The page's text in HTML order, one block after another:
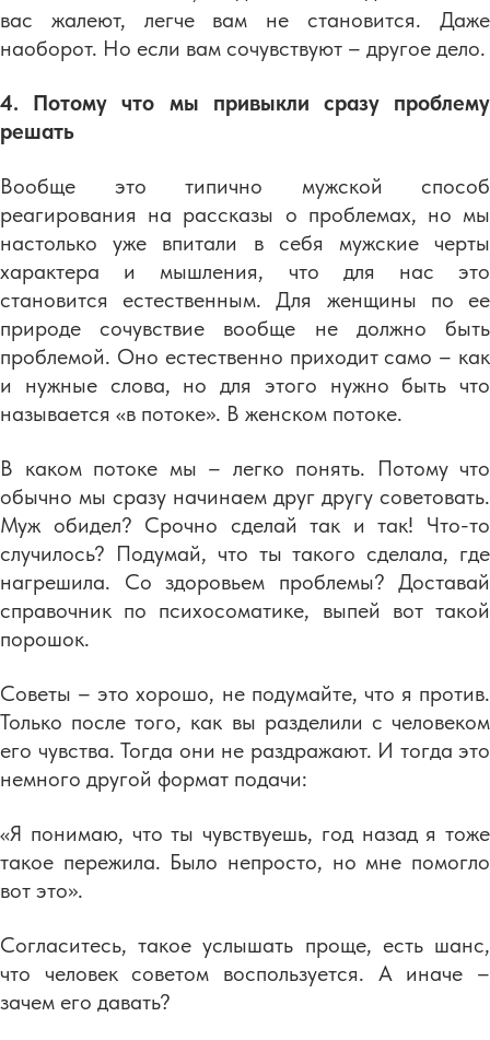
вас жалеют, легче вам не становится. Даже
наоборот. Но если вам сочувствуют – другое дело.
4. Потому что мы привыкли сразу проблему
решать
Вообще это типично мужской способ
реагирования на рассказы о проблемах, но мы
настолько уже впитали в себя мужские черты
характера и мышления, что для нас это
становится естественным. Для женщины по ее
природе сочувствие вообще не должно быть
проблемой. Оно естественно приходит само – как
и нужные слова, но для этого нужно быть что
называется «в потоке». В женском потоке.
В каком потоке мы – легко понять. Потому что
обычно мы сразу начинаем друг другу советовать.
Муж обидел? Срочно сделай так и так! Что-то
случилось? Подумай, что ты такого сделала, где
нагрешила. Со здоровьем проблемы? Доставай
справочник по психосоматике, выпей вот такой
порошок.
Советы – это хорошо, не подумайте, что я против.
Только после того, как вы разделили с человеком
его чувства. Тогда они не раздражают. И тогда это
немного другой формат подачи:
«Я понимаю, что ты чувствуешь, год назад я тоже
такое пережила. Было непросто, но мне помогло
вот это».
Согласитесь, такое услышать проще, есть шанс,
что человек советом воспользуется. А иначе –
зачем его давать?